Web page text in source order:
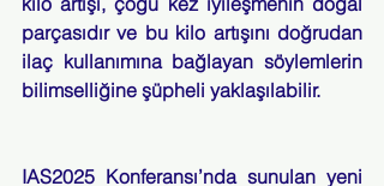
parçasıdır ve bu kilo artışını doğrudan
ilaç kullanımına bağlayan söylemlerin
bilimselliğine şüpheli yaklaşılabilir.
IAS2025 Konferansı’nda sunulan yeni